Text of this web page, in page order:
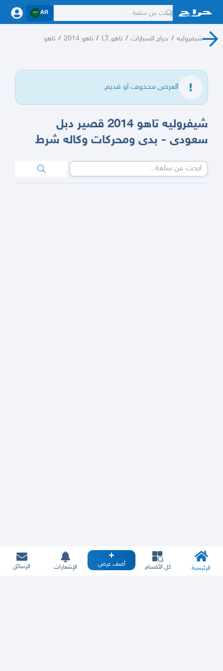
AR
شيفروليه / حراج السيارات / تاهو,LT / تاهو 2014 / تاهو
العرض محذوف او قديم.
شيفروليه تاهو 2014 قصير دبل
سعودى - بدى ومحركات وكاله شرط
الرئيسية كل الأقسام أضف عرض الإشعارات الرسائل